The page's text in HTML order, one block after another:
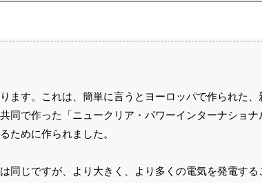
ます。これは、簡単に言うとヨーロッパで作られた
同で作った「ニュークリア・パワーインターナショ
ために作られました。
同じですが、より大きく、より多くの電気を発電す